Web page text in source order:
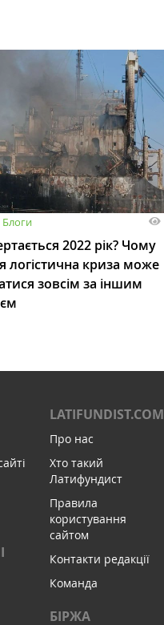
Блоги
2022 рік? Чому
логістична криза може
зовсім за іншим
LATIFUNDIST.COM
Про нас
Хто такий
Латифундист
Правила
користування
сайтом
Контакти редакції
Команда
БІРЖА